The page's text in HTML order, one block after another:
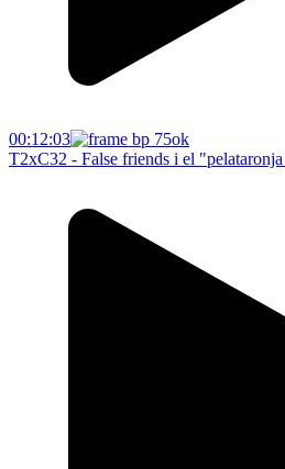
00:12:03
T2xC32 - False friends i el